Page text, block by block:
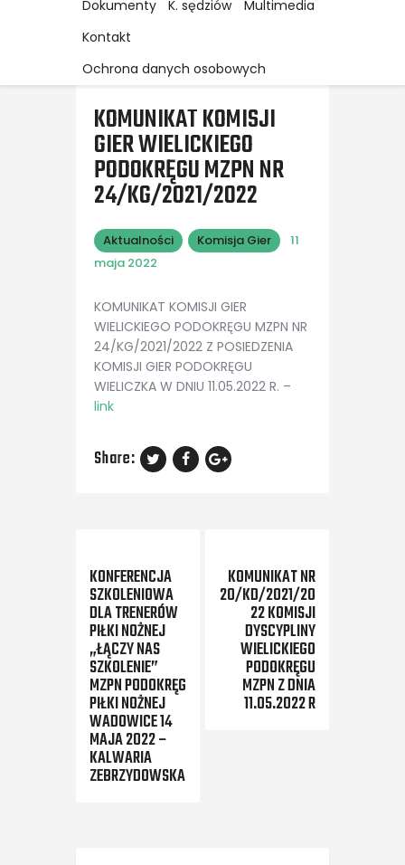
Dokumenty
K. sędziów
Multimedia
Kontakt
Ochrona danych osobowych
KOMUNIKAT KOMISJI
GIER WIELICKIEGO
PODOKRĘGU MZPN NR
24/KG/2021/2022
Aktualności Komisja Gier
11
maja 2022
KOMUNIKAT KOMISJI GIER
WIELICKIEGO PODOKRĘGU MZPN NR
24/KG/2021/2022 Z POSIEDZENIA
KOMISJI GIER PODOKRĘGU
WIELICZKA W DNIU 11.05.2022 R. –
link
Share:
KONFERENCJA
SZKOLENIOWA
DLA TRENERÓW
PIŁKI NOŻNEJ
„ŁĄCZY NAS
SZKOLENIE”
MZPN PODOKRĘG
PIŁKI NOŻNEJ
WADOWICE 14
MAJA 2022 –
KALWARIA
ZEBRZYDOWSKA
KOMUNIKAT NR
20/KD/2021/20
22 KOMISJI
DYSCYPLINY
WIELICKIEGO
PODOKRĘGU
MZPN Z DNIA
11.05.2022 R